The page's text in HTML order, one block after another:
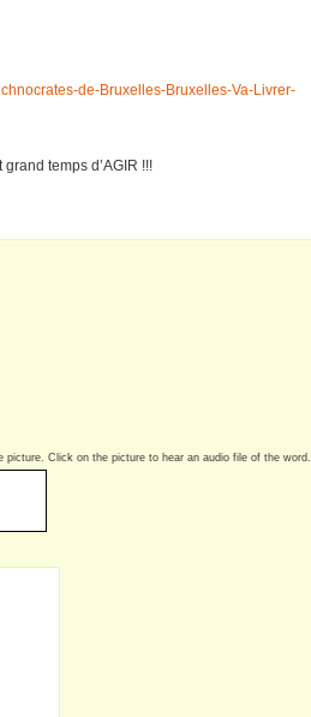
de-Bruxelles-Bruxelles-Va-Livrer-
temps d’AGIR !!!
Click on the picture to hear an audio file of the word.